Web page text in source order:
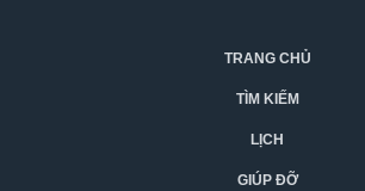
TRANG CHỦ
TÌM KIẾM
LỊCH
GIÚP ĐỠ